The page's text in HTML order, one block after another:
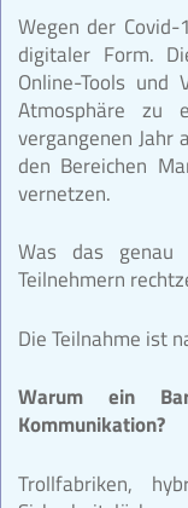
Wegen der
digitaler Form.
Online-Tools und
Atmosphäre zu
vergangenen Jahr
den Bereichen
vernetzen.
Was das genau
Teilnehmern
Die Teilnahme ist
Warum ein
Kommunikation?
Trollfabriken,